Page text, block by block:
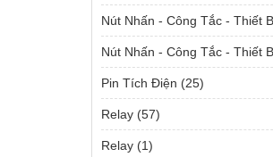
Nút Nhấn - Công Tắc - Thiết
Nút Nhấn - Công Tắc - Thiết
Pin Tích Điện (25)
Relay (57)
Relay (1)